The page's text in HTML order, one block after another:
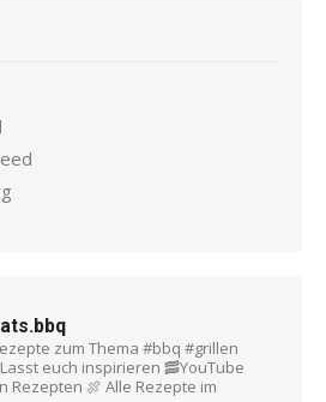
zum Thema #bbq #grillen
euch inspirieren 🥓YouTube
Rezepten 🍖 Alle Rezepte im